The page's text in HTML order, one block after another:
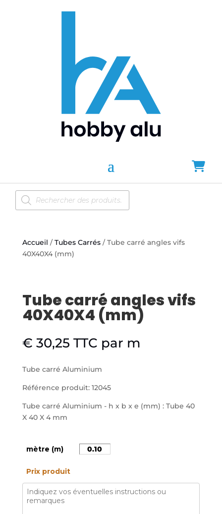
Recherche
de
produits
Accueil /Tubes Carrés/ Tube carré angles vifs
40X40X4 (mm)
Tube carré angles vifs
40X40X4 (mm)
€ 30,25 TTC par m
Tube carré Aluminium
Référence produit: 12045
Tube carré Aluminium - h x b x e (mm) : Tube 40
X 40 X 4 mm
mètre (m)
Prix produit